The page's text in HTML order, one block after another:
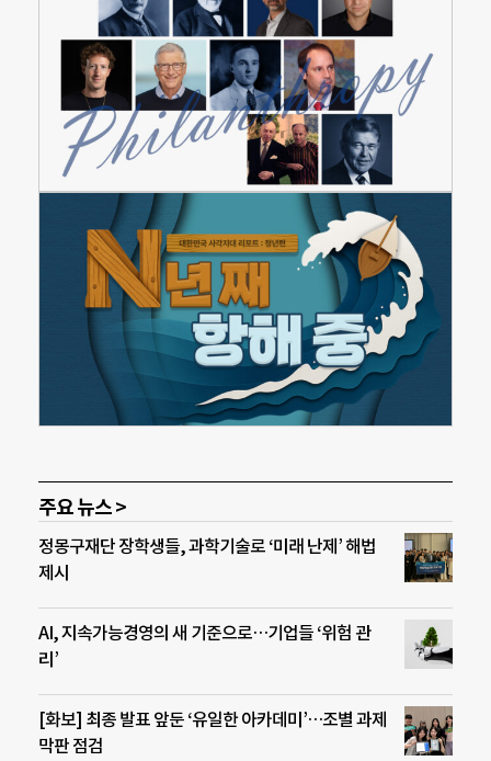
주요 뉴스 >
정몽구재단 장학생들, 과학기술로 ‘미래 난제’ 해법
제시
AI, 지속가능경영의 새 기준으로…기업들 ‘위험 관
리’
[화보] 최종 발표 앞둔 ‘유일한 아카데미’…조별 과제
막판 점검